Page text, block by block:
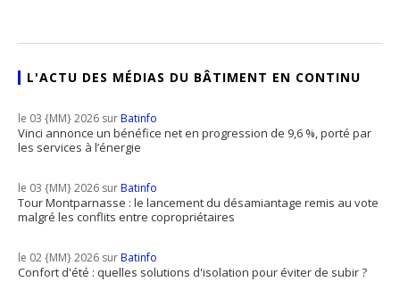
L'ACTU DES MÉDIAS DU BÂTIMENT EN CONTINU
le 03 {MM} 2026 surBatinfo
Vinci annonce un bénéfice net en progression de 9,6 %, porté par
les services à l’énergie
le 03 {MM} 2026 surBatinfo
Tour Montparnasse : le lancement du désamiantage remis au vote
malgré les conflits entre copropriétaires
le 02 {MM} 2026 surBatinfo
Confort d'été : quelles solutions d'isolation pour éviter de subir ?